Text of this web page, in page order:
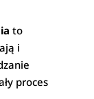
to
i
proces